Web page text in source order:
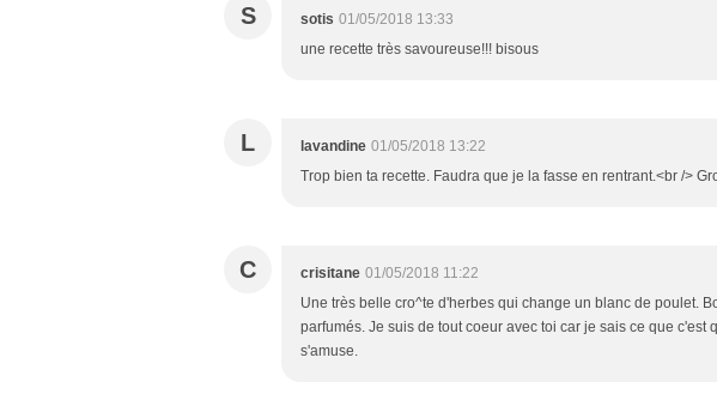
S sotis 01/05/2018 13:33
une recette très savoureuse!!! bisous
L lavandine 01/05/2018 13:22
Trop bien ta recette. Faudra que je la fasse en rentrant.<br />
C crisitane 01/05/2018 11:22
Une très belle cro^te d'herbes qui change un blanc de poulet.
parfumés. Je suis de tout coeur avec toi car je sais ce que c'est
s'amuse.